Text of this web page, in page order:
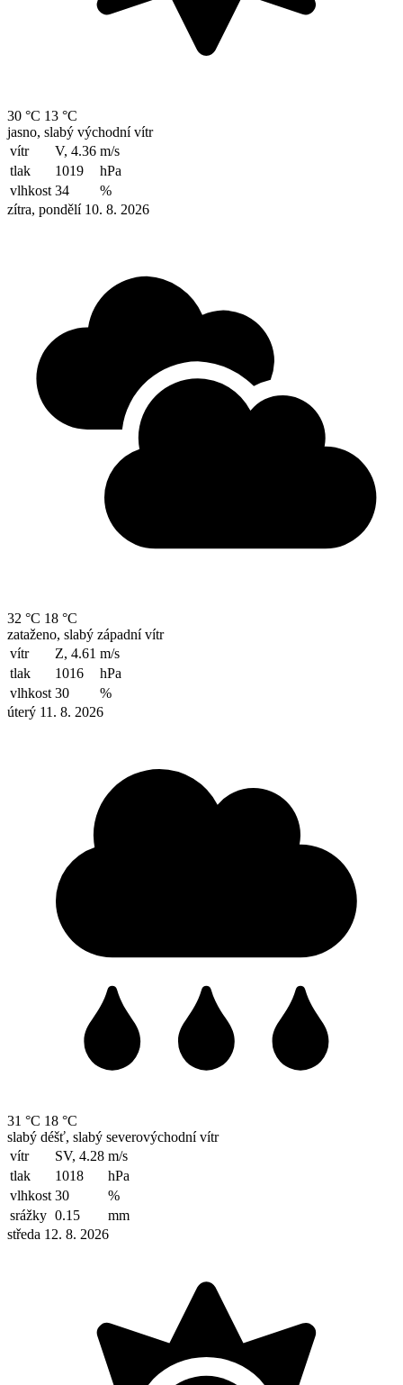
30 °C 13 °C
jasno, slabý východní vítr
vítr
V, 4.36 m/s
tlak
1019
hPa
vlhkost 34
%
zítra, pondělí 10. 8. 2026
32 °C 18 °C
zataženo, slabý západní vítr
vítr
Z, 4.61 m/s
tlak
1016
hPa
vlhkost 30
%
úterý 11. 8. 2026
31 °C 18 °C
slabý déšť, slabý severovýchodní vítr
vítr
SV, 4.28 m/s
tlak
1018
hPa
vlhkost 30
%
srážky 0.15
mm
středa 12. 8. 2026